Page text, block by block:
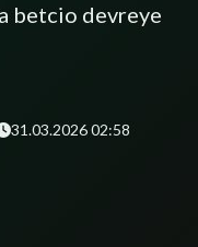
betcio devreye
31.03.2026 02:58